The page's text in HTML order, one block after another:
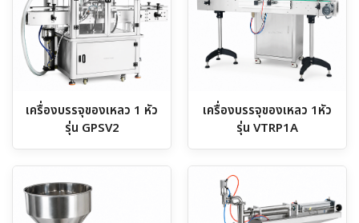
เครื่องบรรจุของเหลว 1 หัว
รุ่น GPSV2
เครื่องบรรจุของเหลว 1หัว
รุ่น VTRP1A